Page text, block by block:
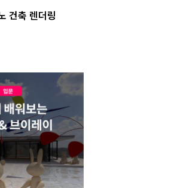
건축 렌더링